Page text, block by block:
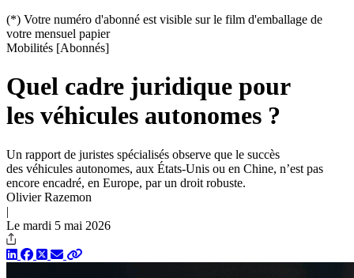
(*) Votre numéro d'abonné est visible sur le film d'emballage de
votre mensuel papier
Mobilités [Abonnés]
Quel cadre juridique pour
les véhicules autonomes ?
Un rapport de juristes spécialisés observe que le succès
des véhicules autonomes, aux États-Unis ou en Chine, n’est pas
encore encadré, en Europe, par un droit robuste.
Olivier Razemon
|
Le mardi 5 mai 2026